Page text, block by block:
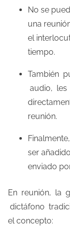
No se
una
el
tiempo.
También
audio, les
reunión.
ser
enviado
En reunión, la
dictáfono
el concepto: